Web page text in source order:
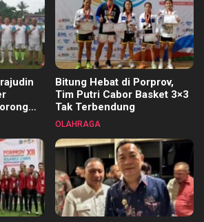
Setiap
Bitung Hebat di Porprov,
Tim Putri Cabor Basket 3×3
Tak Terbendung
OLAHRAGA